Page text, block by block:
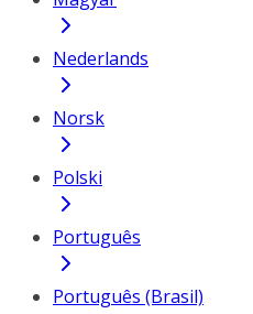
Nederlands
Norsk
Polski
Português
Português (Brasil)